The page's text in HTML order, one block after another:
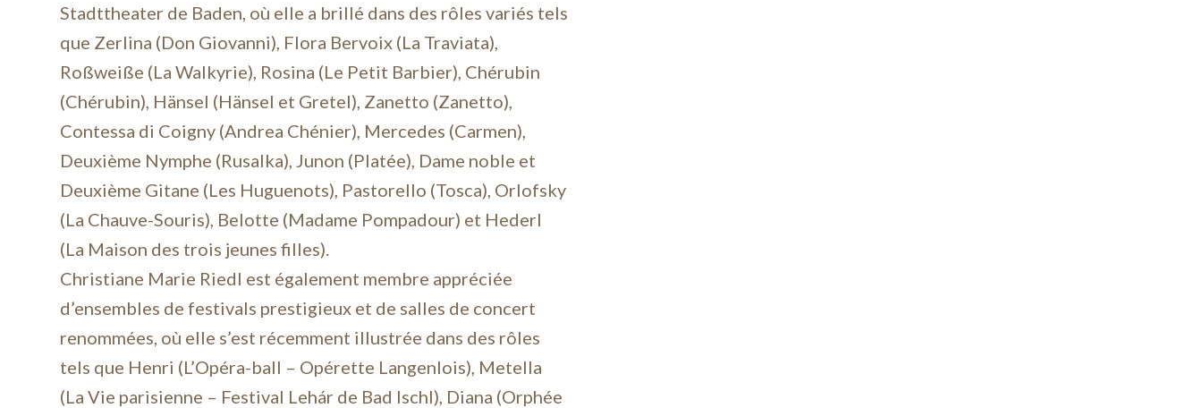
Stadttheater de Baden, où elle a brillé dans des rôles variés tels
que Zerlina (Don Giovanni), Flora Bervoix (La Traviata),
Roßweiße (La Walkyrie), Rosina (Le Petit Barbier), Chérubin
(Chérubin), Hänsel (Hänsel et Gretel), Zanetto (Zanetto),
Contessa di Coigny (Andrea Chénier), Mercedes (Carmen),
Deuxième Nymphe (Rusalka), Junon (Platée), Dame noble et
Deuxième Gitane (Les Huguenots), Pastorello (Tosca), Orlofsky
(La Chauve-Souris), Belotte (Madame Pompadour) et Hederl
(La Maison des trois jeunes filles).
Christiane Marie Riedl est également membre appréciée
d’ensembles de festivals prestigieux et de salles de concert
renommées, où elle s’est récemment illustrée dans des rôles
tels que Henri (L’Opéra-ball – Opérette Langenlois), Metella
(La Vie parisienne – Festival Lehár de Bad Ischl), Diana (Orphée